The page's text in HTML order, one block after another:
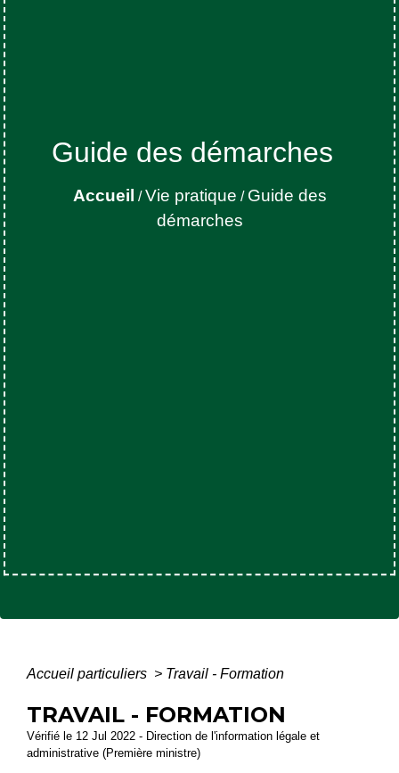
Guide des démarches
Accueil /Vie pratique / Guide des
démarches
Accueil particuliers > Travail - Formation
TRAVAIL - FORMATION
Vérifié le 12 Jul 2022 - Direction de l'information légale et
administrative (Première ministre)